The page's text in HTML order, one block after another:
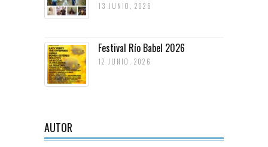
13 JUNIO, 2026
Festival Río Babel 2026
12 JUNIO, 2026
AUTOR